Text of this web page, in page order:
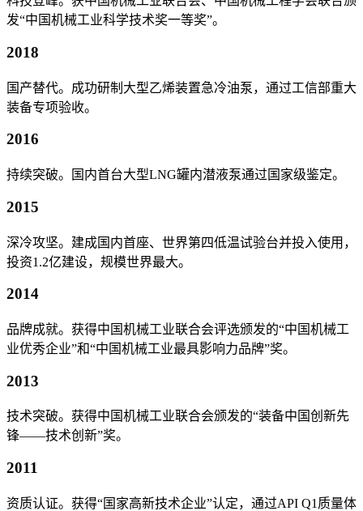
发“中国机械工业科学技术奖一等奖”。
2018
国产替代。成功研制大型乙烯装置急冷油泵，通过工信部重大
装备专项验收。
2016
持续突破。国内首台大型LNG罐内潜液泵通过国家级鉴定。
2015
深冷攻坚。建成国内首座、世界第四低温试验台并投入使用，
投资1.2亿建设，规模世界最大。
2014
品牌成就。获得中国机械工业联合会评选颁发的“中国机械工
业优秀企业”和“中国机械工业最具影响力品牌”奖。
2013
技术突破。获得中国机械工业联合会颁发的“装备中国创新先
锋——技术创新”奖。
2011
资质认证。获得“国家高新技术企业”认定，通过API Q1质量体